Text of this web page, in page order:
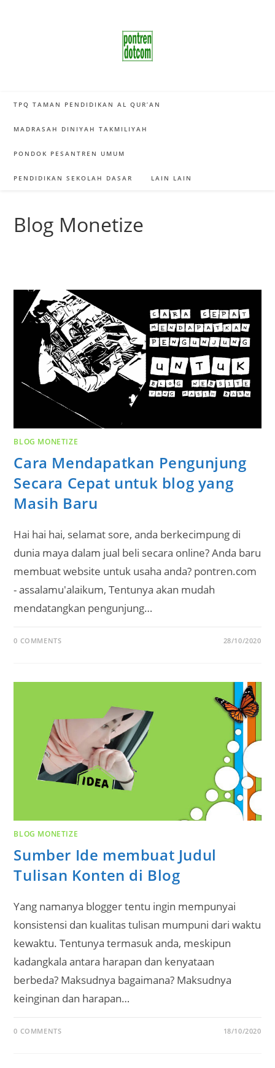
TPQ TAMAN PENDIDIKAN AL QUR’AN
MADRASAH DINIYAH TAKMILIYAH
PONDOK PESANTREN UMUM
PENDIDIKAN SEKOLAH DASAR LAIN LAIN
Blog Monetize
BLOG MONETIZE
Cara Mendapatkan Pengunjung
Secara Cepat untuk blog yang
Masih Baru
Hai hai hai, selamat sore, anda berkecimpung di
dunia maya dalam jual beli secara online? Anda baru
membuat website untuk usaha anda? pontren.com
- assalamu'alaikum, Tentunya akan mudah
mendatangkan pengunjung…
0 COMMENTS 28/10/2020
BLOG MONETIZE
Sumber Ide membuat Judul
Tulisan Konten di Blog
Yang namanya blogger tentu ingin mempunyai
konsistensi dan kualitas tulisan mumpuni dari waktu
kewaktu. Tentunya termasuk anda, meskipun
kadangkala antara harapan dan kenyataan
berbeda? Maksudnya bagaimana? Maksudnya
keinginan dan harapan…
0 COMMENTS 18/10/2020